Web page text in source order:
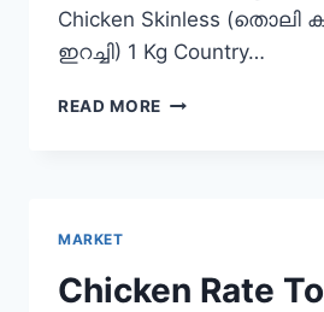
Chicken Skinless
ഇറച്ചി) 1 Kg Country…
READ MORE CHICKEN
MARKET
Chicken Rate